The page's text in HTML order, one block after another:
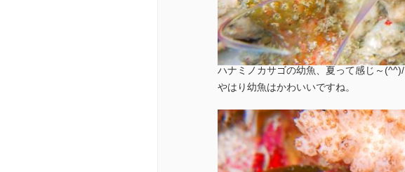
ハナミノカサゴの幼魚、夏って感じ～(^^)/
やはり幼魚はかわいいですね。